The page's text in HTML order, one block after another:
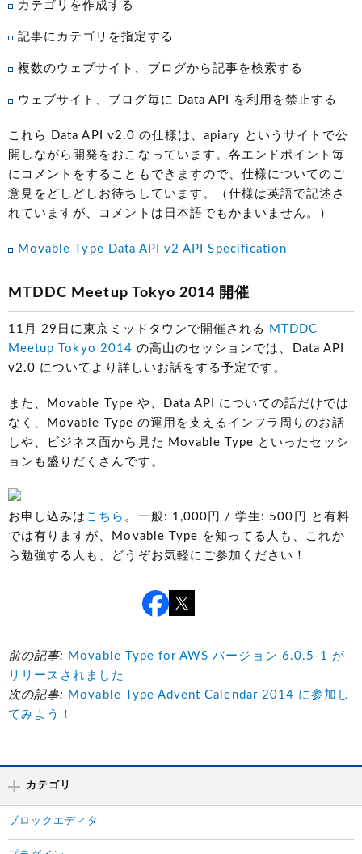
カテゴリを作成する
記事にカテゴリを指定する
複数のウェブサイト、ブログから記事を検索する
ウェブサイト、ブログ毎に Data API を利用を禁止する
これら Data API v2.0 の仕様は、apiary というサイトで公
開しながら開発をおこなっています。各エンドポイント毎
にコメントをすることもできますので、仕様についてのご
意見をどしどしお待ちしています。（仕様は英語で記述さ
れていますが、コメントは日本語でもかまいません。）
Movable Type Data API v2 API Specification
MTDDC Meetup Tokyo 2014 開催
11月 29日に東京ミッドタウンで開催される
MTDDC
Meetup Tokyo 2014 の高山のセッションでは、Data API
v2.0 についてより詳しいお話をする予定です。
また、Movable Type や、Data API についての話だけでは
なく、Movable Type の運用を支えるインフラ周りのお話
しや、ビジネス面から見た Movable Type といったセッシ
ョンも盛りだくさんです。
お申し込みは こちら 。一般: 1,000円 / 学生: 500円 と有料
では有りますが、Movable Type を知ってる人も、これか
ら勉強する人も、どうぞお気軽にご参加ください！
前の記事: Movable Type for AWS バージョン 6.0.5-1 が
リリースされました
次の記事: Movable Type Advent Calendar 2014 に参加し
てみよう！
カテゴリ
ブロックエディタ